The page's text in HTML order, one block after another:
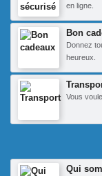
en ligne.
Bon
Donnez
heureux.
Vous
Qui